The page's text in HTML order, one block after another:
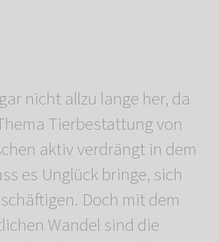
nicht allzu lange her, da
Tierbestattung von
aktiv verdrängt in dem
es Unglück bringe, sich
Doch mit dem
Wandel sind die